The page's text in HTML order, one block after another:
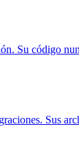
Su código
Sus